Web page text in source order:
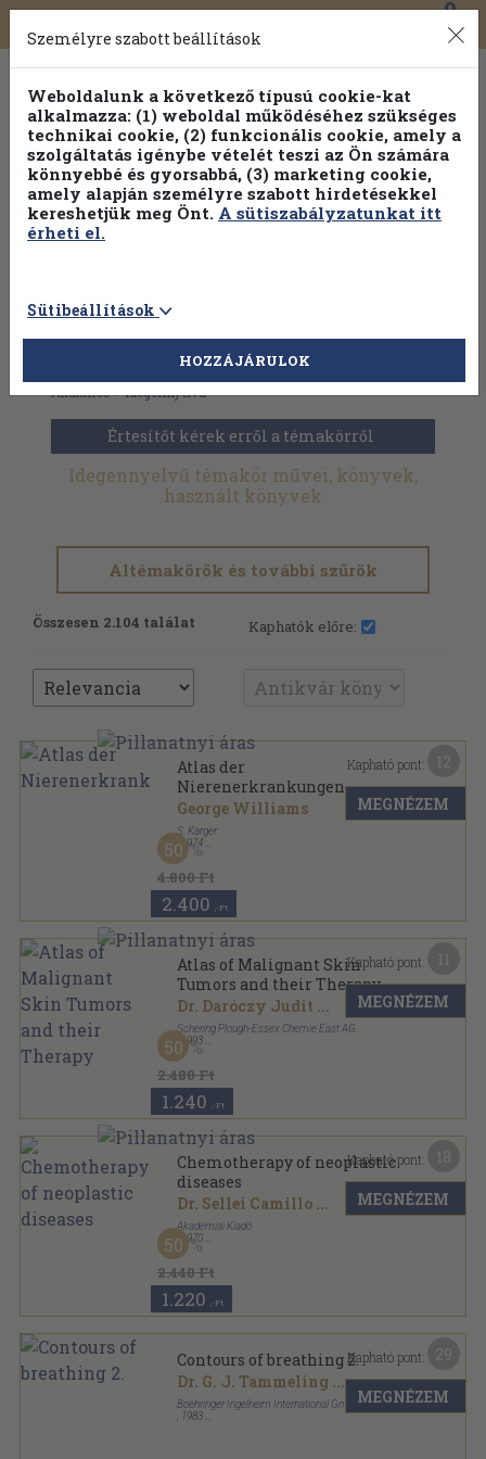
Toggle
navigation
0
Általános>Idegennyelvű
Értesítőt kérek erről a témakörről
Idegennyelvű témakör művei, könyvek,
használt könyvek
Altémakörök és további szűrök
Összesen 2.104 találat Kaphatók előre:
Atlas der
Nierenerkrankungen
George Williams
S. Karger
, 1974
Varrott keménykötés
Karger Farbatlanten sorozat
4.800 Ft
50
2.400 ,-Ft
Kapható pont:
MEGNÉZEM
Atlas of Malignant Skin
Tumors and their Therapy
Dr. Daróczy Judit ...
Schering Plough-Essex Chemie East AG.
, 1993
Ragasztott papírkötés
2.480 Ft
50
1.240 ,-Ft
Kapható pont:
MEGNÉZEM
Chemotherapy of neoplastic
diseases
Dr. Sellei Camillo ...
Akadémiai Kiadó
, 1970
Vászon
2.440 Ft
50
1.220 ,-Ft
Kapható pont:
MEGNÉZEM
Contours of breathing 2.
Dr. G. J. Tammeling ...
Boehringer Ingelheim International GmbH
1983
Kapható pont:
MEGNÉZEM
Személyre szabott beállítások
Weboldalunk a következő típusú cookie-kat
alkalmazza: (1) weboldal működéséhez szükséges
technikai cookie, (2) funkcionális cookie, amely a
szolgáltatás igénybe vételét teszi az Ön számára
könnyebbé és gyorsabbá, (3) marketing cookie,
amely alapján személyre szabott hirdetésekkel
kereshetjük meg Önt. A sütiszabályzatunkat itt
érheti el.
Sütibeállítások
HOZZÁJÁRULOK